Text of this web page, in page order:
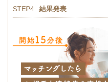
STEP4 結果発表